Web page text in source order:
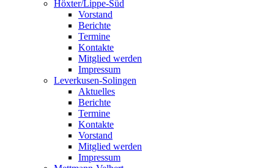
Höxter/Lippe-Süd
Vorstand
Berichte
Termine
Kontakte
Mitglied werden
Impressum
Leverkusen-Solingen
Aktuelles
Berichte
Termine
Kontakte
Vorstand
Mitglied werden
Impressum